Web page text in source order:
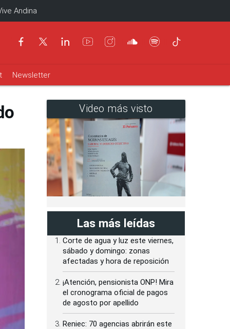
Andina
Newsletter
Video más visto
Las más leídas
Corte de agua y luz este viernes,
sábado y domingo: zonas
afectadas y hora de reposición
¡Atención, pensionista ONP! Mira
el cronograma oficial de pagos
de agosto por apellido
Reniec: 70 agencias abrirán este